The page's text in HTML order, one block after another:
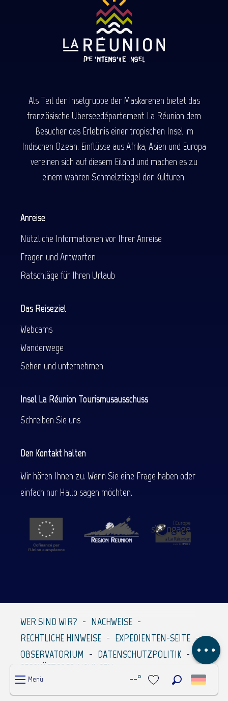
Menü --°
Kommentare
Als Teil der Inselgruppe der Maskarenen bietet das
französische Überseedépartement La Réunion dem
Besucher das Erlebnis einer tropischen Insel im
Indischen Ozean. Einflüsse aus Afrika, Asien und Europa
vereinen sich auf diesem Eiland und machen es zu
einem wahren Schmelztiegel der Kulturen.
Anreise
Nützliche Informationen vor Ihrer Anreise
Fragen und Antworten
Ratschläge für Ihren Urlaub
Das Reiseziel
Webcams
Wanderwege
Sehen und unternehmen
Insel La Réunion Tourismusausschuss
Schreiben Sie uns
Den Kontakt halten
Wir hören Ihnen zu. Wenn Sie eine Frage haben oder
einfach nur Hallo sagen möchten.
WER SIND WIR?
NACHWEISE
RECHTLICHE HINWEISE
EXPEDIENTEN-SEITE
OBSERVATORIUM
DATENSCHUTZPOLITIK
GESCHÄFTSBEDINGUNGEN